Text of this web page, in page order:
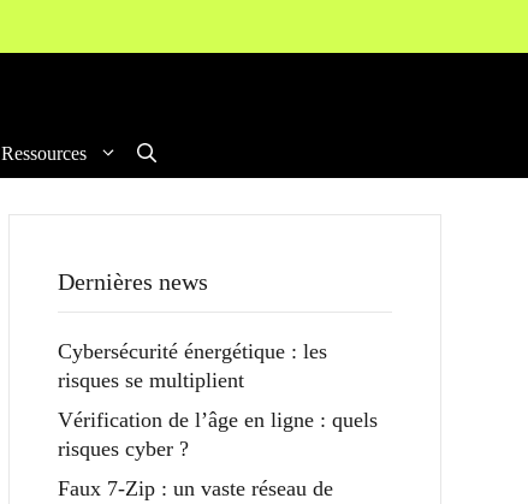
Ressources
Dernières news
Cybersécurité énergétique : les
risques se multiplient
Vérification de l’âge en ligne : quels
risques cyber ?
Faux 7-Zip : un vaste réseau de